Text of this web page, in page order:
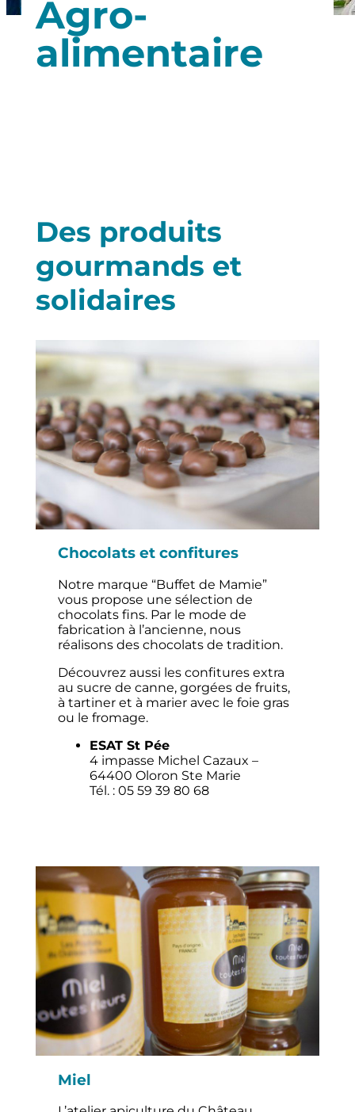
Agro-
alimentaire
Des produits
gourmands et
solidaires
Chocolats et confitures
Notre marque “Buffet de Mamie”
vous propose une sélection de
chocolats fins. Par le mode de
fabrication à l’ancienne, nous
réalisons des chocolats de tradition.
Découvrez aussi les confitures extra
au sucre de canne, gorgées de fruits,
à tartiner et à marier avec le foie gras
ou le fromage.
ESAT St Pée
4 impasse Michel Cazaux –
64400 Oloron Ste Marie
Tél. : 05 59 39 80 68
Miel